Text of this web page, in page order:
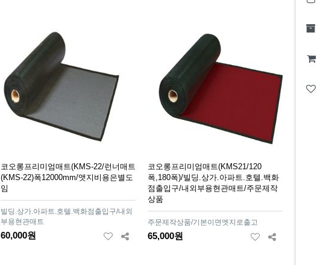
코오롱프리미엄매트(KMS-22/런너매트
(KMS-22)폭12000mm/앳지비용은별도
임
빌딩.상가.아파트.호텔.백화점출입구/내외
부용현관매트
60,000원
코오롱프리미엄매트(KMS21/120
폭,180폭)/빌딩.상가.아파트.호텔.백화
점출입구/내외부용현관매트/주문제작
상품
주문제작상품/기본이면엣지로출고
65,000원